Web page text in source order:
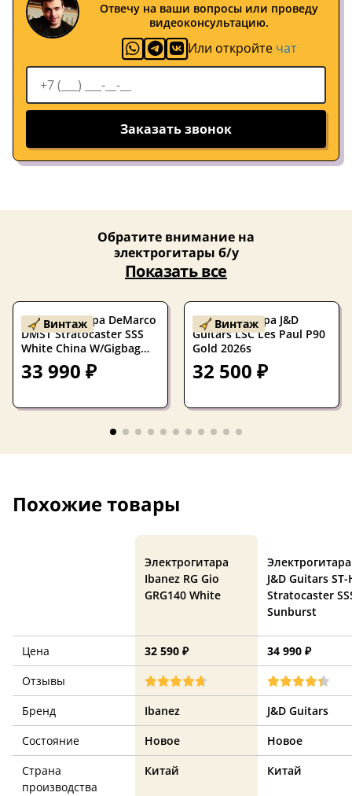
Отвечу на ваши вопросы или проведу
видеоконсультацию.
Или откройте чат
Заказать звонок
Обратите внимание на
электрогитары б/у
Показать все
Винтаж
Электрогитара DeMarco
DMST Stratocaster SSS
White China W/Gigbag
2023
33 990 ₽
Винтаж
Электрогитара J&D
Guitars LSC Les Paul P90
Gold 2026s
32 500 ₽
Похожие товары
Электрогитара
Ibanez RG Gio
GRG140 White
Электрогитара
J&D Guitars ST-
Stratocaster
Sunburst
Цена 32 590 ₽
34 990 ₽
Отзывы
Бренд
Ibanez
J&D Guitars
Состояние
Новое
Новое
Страна
производства
Китай Китай